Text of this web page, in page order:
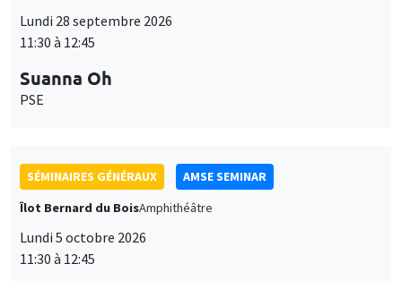
Lundi 28 septembre 2026
11:30 à 12:45
Suanna Oh
PSE
SÉMINAIRES GÉNÉRAUX
AMSE SEMINAR
Îlot Bernard du BoisAmphithéâtre
Lundi 5 octobre 2026
11:30 à 12:45